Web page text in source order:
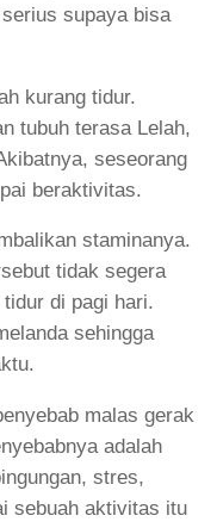
supaya bisa
kurang tidur.
tubuh terasa Lelah,
seseorang
beraktivitas.
staminanya.
tidak segera
di pagi hari.
sehingga
malas gerak
adalah
stres,
sebuah aktivitas itu